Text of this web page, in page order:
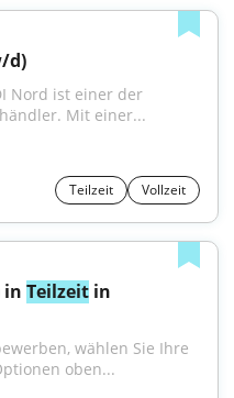
d)
Nord ist einer der
Mit einer...
Teilzeit Vollzeit
in Teilzeit in
wählen Sie Ihre
oben...